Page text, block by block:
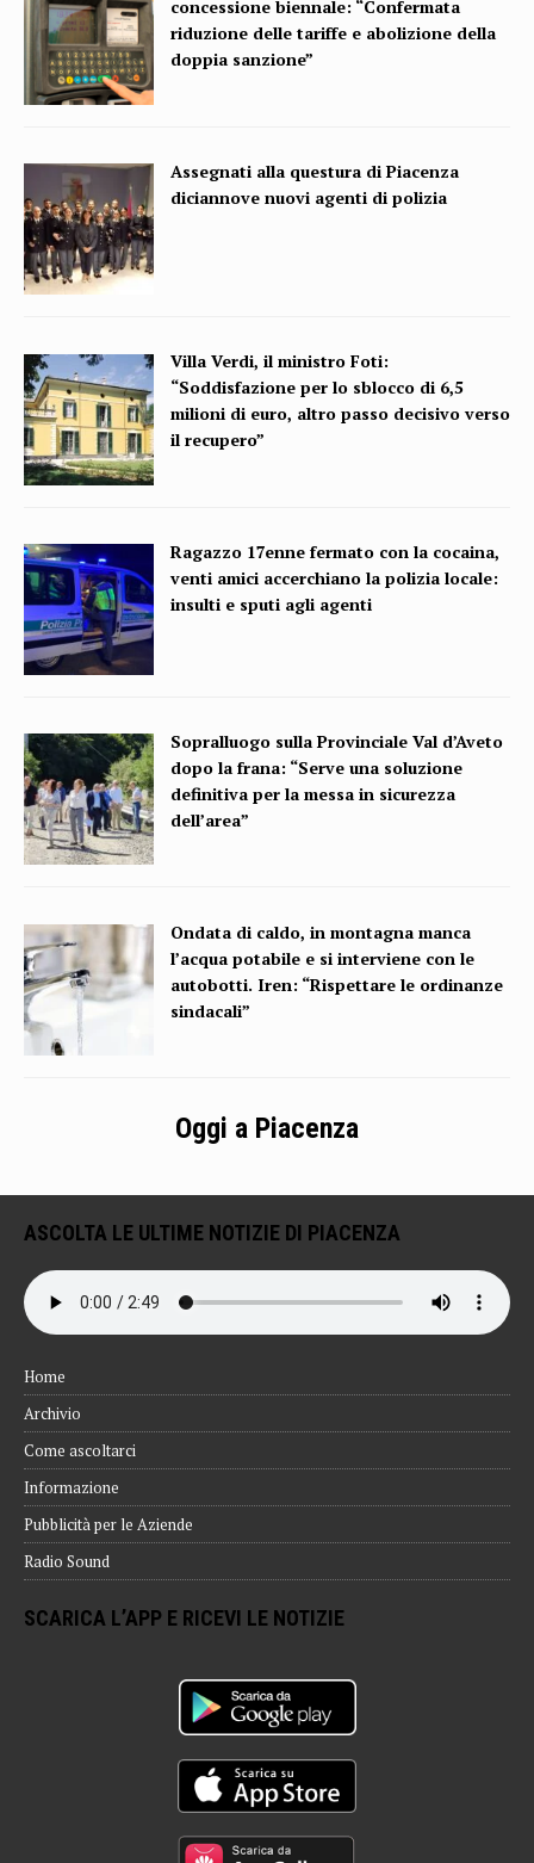
concessione biennale: “Confermata
riduzione delle tariffe e abolizione della
doppia sanzione”
Assegnati alla questura di Piacenza
diciannove nuovi agenti di polizia
Villa Verdi, il ministro Foti:
“Soddisfazione per lo sblocco di 6,5
milioni di euro, altro passo decisivo verso
il recupero”
Ragazzo 17enne fermato con la cocaina,
venti amici accerchiano la polizia locale:
insulti e sputi agli agenti
Sopralluogo sulla Provinciale Val d’Aveto
dopo la frana: “Serve una soluzione
definitiva per la messa in sicurezza
dell’area”
Ondata di caldo, in montagna manca
l’acqua potabile e si interviene con le
autobotti. Iren: “Rispettare le ordinanze
sindacali”
Oggi a Piacenza
ASCOLTA LE ULTIME NOTIZIE DI PIACENZA
Home
Archivio
Come ascoltarci
Informazione
Pubblicità per le Aziende
Radio Sound
SCARICA L’APP E RICEVI LE NOTIZIE